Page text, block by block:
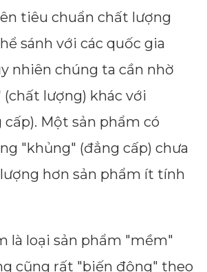
tiêu chuẩn chất lượng
sánh với các quốc gia
nhiên chúng ta cần nhờ
lượng) khác với
cấp). Một sản phẩm có
"khủng" (đẳng cấp) chưa
hơn sản phẩm ít tính
là loại sản phẩm "mềm"
cũng rất "biến động" theo